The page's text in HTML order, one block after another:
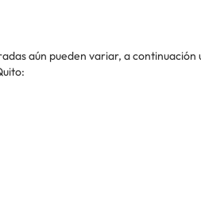
aún pueden variar, a continuación